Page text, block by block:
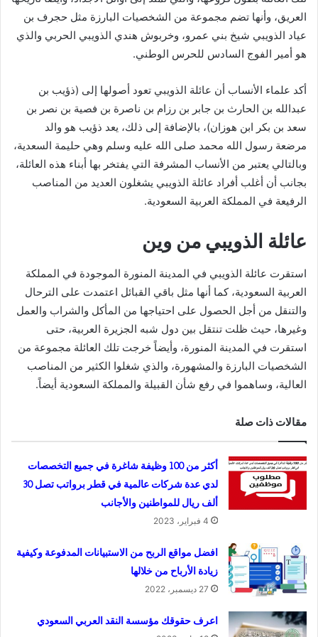
العريق، وأنها تضم مجموعة من الشخصيات البارزة مثل حجرف بن
عياد الذويبي شيخ بني عمرو، وخربوش هندي الذويبي الحربي والذي
هو أمير الفوج السادس للحرس الوطني.
أكد علماء الأنساب أن عائلة الذويبي تعود أصولها إلى (ذؤيب بن
عبدالله بن الحارث بن جابر بن رزام بن ناصرة بن فصية بن نصر بن
سعد بن بكر ابن هوزان)، بالإضافة إلى ذلك، يعد ذؤيب هو والد
مرضعة رسول الله محمد صلى الله عليه وسلم وهي حليمة السعدية،
وبالتالي يعتبر من الأنساب المشرفة التي يفتخر بها أبناء هذه العائلة،
بجانب أن أغلب أفراد عائلة الذويبي يشغلون العديد من المناصب
الرفيعة في المملكة العربية السعودية.
عائلة الذويبي من وين
استقرت عائلة الذويبي في المدينة المنورة الموجودة في المملكة
العربية السعودية، كما أنها مثل باقي القبائل اعتمدت على الترحال
والتنقل من أجل الحصول على احتياجها من المأكل والشراب والعمل
وغيرها، حيث ظلت تنتقل بين دول شبه الجزيرة العربية، حتى
استقرت في المدينة المنورة، وأيضاً خرجت تلك العائلة مجموعة من
الشخصيات البارزة والمشهورة، والذي شغلوا الكثير من المناصب
العالية، وساهموا في رفع شأن القبيلة والمملكة السعودية أيضاً.
مقالات ذات صلة
أكثر من 100 وظيفة شاغرة في جميع التخصصات
لدي عدة شركات عالمية في قطر برواتب تصل 30
ألف ريال للمواطنين والأجانب
4 فبراير، 2023
افضل مواقع الربح من الاستبيانات المدفوعة وكيفية
زيادة الأرباح من خلالها
27 ديسمبر، 2022
اعرف حقوقك مؤسسة النقد العربي السعودي